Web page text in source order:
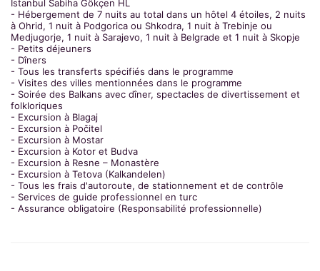
Istanbul Sabiha Gökçen HL
- Hébergement de 7 nuits au total dans un hôtel 4 étoiles, 2 nuits
à Ohrid, 1 nuit à Podgorica ou Shkodra, 1 nuit à Trebinje ou
Medjugorje, 1 nuit à Sarajevo, 1 nuit à Belgrade et 1 nuit à Skopje
- Petits déjeuners
- Dîners
- Tous les transferts spécifiés dans le programme
- Visites des villes mentionnées dans le programme
- Soirée des Balkans avec dîner, spectacles de divertissement et
folkloriques
- Excursion à Blagaj
- Excursion à Počitel
- Excursion à Mostar
- Excursion à Kotor et Budva
- Excursion à Resne – Monastère
- Excursion à Tetova (Kalkandelen)
- Tous les frais d'autoroute, de stationnement et de contrôle
- Services de guide professionnel en turc
- Assurance obligatoire (Responsabilité professionnelle)